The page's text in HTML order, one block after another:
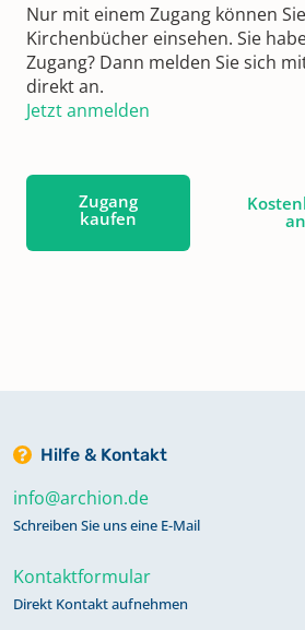
Nur mit einem Zugang können
Kirchenbücher einsehen. Sie
Zugang? Dann melden Sie sich
direkt an.
Jetzt anmelden
Zugang
kaufen
Hilfe & Kontakt
info@archion.de
Schreiben Sie uns eine E-Mail
Kontaktformular
Direkt Kontakt aufnehmen